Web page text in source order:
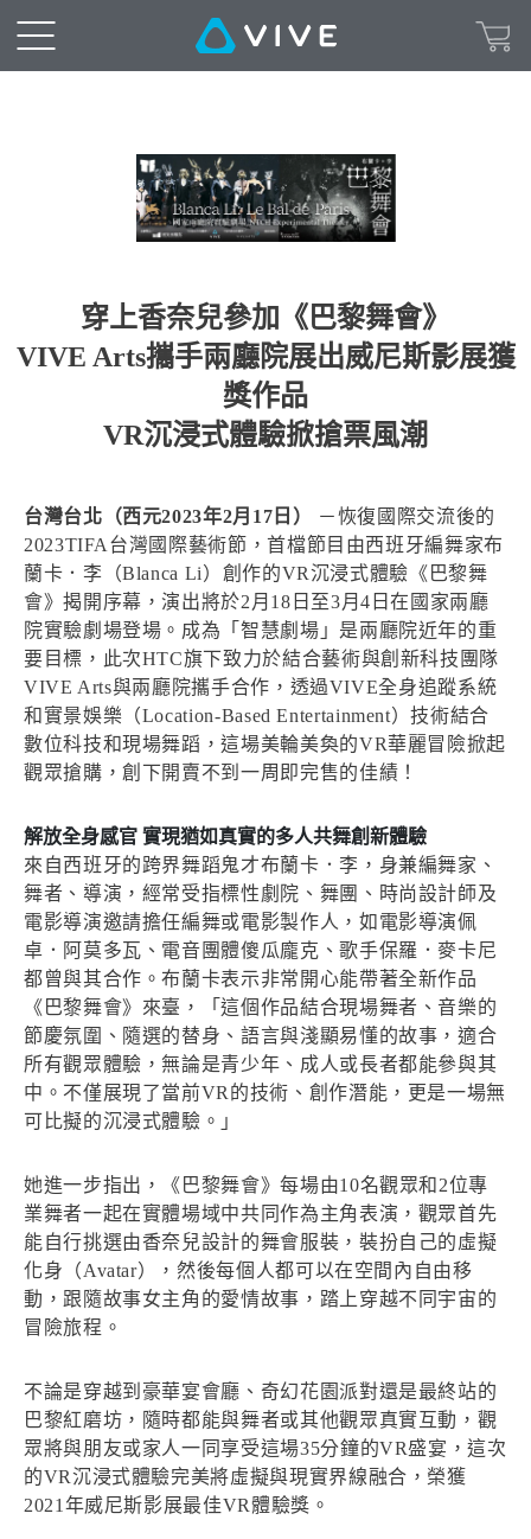
穿上香奈兒參加《巴黎舞會》
VIVE Arts攜手兩廳院展出威尼斯影展獲
獎作品
VR沉浸式體驗掀搶票風潮
台灣台北（西元2023年2月17日）
－恢復國際交流後的
2023TIFA台灣國際藝術節，首檔節目由西班牙編舞家布
蘭卡．李（Blanca Li）創作的VR沉浸式體驗《巴黎舞
會》揭開序幕，演出將於2月18日至3月4日在國家兩廳
院實驗劇場登場。成為「智慧劇場」是兩廳院近年的重
要目標，此次HTC旗下致力於結合藝術與創新科技團隊
VIVE Arts與兩廳院攜手合作，透過VIVE全身追蹤系統
和實景娛樂（Location-Based Entertainment）技術結合
數位科技和現場舞蹈，這場美輪美奐的VR華麗冒險掀起
觀眾搶購，創下開賣不到一周即完售的佳績！
解放全身感官 實現猶如真實的多人共舞創新體驗
來自西班牙的跨界舞蹈鬼才布蘭卡．李，身兼編舞家、
舞者、導演，經常受指標性劇院、舞團、時尚設計師及
電影導演邀請擔任編舞或電影製作人，如電影導演佩
卓．阿莫多瓦、電音團體傻瓜龐克、歌手保羅．麥卡尼
都曾與其合作。布蘭卡表示非常開心能帶著全新作品
《巴黎舞會》來臺，「這個作品結合現場舞者、音樂的
節慶氛圍、隨選的替身、語言與淺顯易懂的故事，適合
所有觀眾體驗，無論是青少年、成人或長者都能參與其
中。不僅展現了當前VR的技術、創作潛能，更是一場無
可比擬的沉浸式體驗。」
她進一步指出，《巴黎舞會》每場由10名觀眾和2位專
業舞者一起在實體場域中共同作為主角表演，觀眾首先
能自行挑選由香奈兒設計的舞會服裝，裝扮自己的虛擬
化身（Avatar），然後每個人都可以在空間內自由移
動，跟隨故事女主角的愛情故事，踏上穿越不同宇宙的
冒險旅程。
不論是穿越到豪華宴會廳、奇幻花園派對還是最終站的
巴黎紅磨坊，隨時都能與舞者或其他觀眾真實互動，觀
眾將與朋友或家人一同享受這場35分鐘的VR盛宴，這次
的VR沉浸式體驗完美將虛擬與現實界線融合，榮獲
2021年威尼斯影展最佳VR體驗獎。